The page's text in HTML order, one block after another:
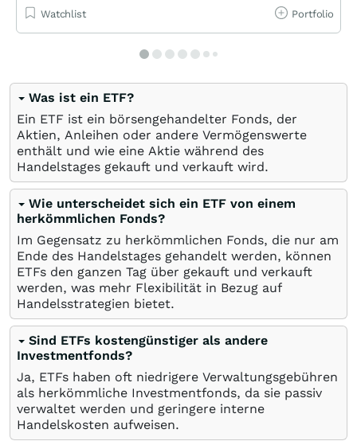
Watchlist Portfolio
Was ist ein ETF?
Ein ETF ist ein börsengehandelter Fonds, der
Aktien, Anleihen oder andere Vermögenswerte
enthält und wie eine Aktie während des
Handelstages gekauft und verkauft wird.
Wie unterscheidet sich ein ETF von einem
herkömmlichen Fonds?
Im Gegensatz zu herkömmlichen Fonds, die nur am
Ende des Handelstages gehandelt werden, können
ETFs den ganzen Tag über gekauft und verkauft
werden, was mehr Flexibilität in Bezug auf
Handelsstrategien bietet.
Sind ETFs kostengünstiger als andere
Investmentfonds?
Ja, ETFs haben oft niedrigere Verwaltungsgebühren
als herkömmliche Investmentfonds, da sie passiv
verwaltet werden und geringere interne
Handelskosten aufweisen.